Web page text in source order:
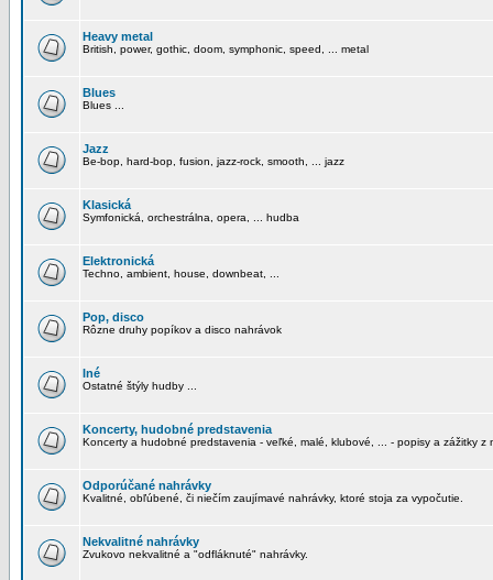
Heavy metal
British, power, gothic, doom, symphonic, speed, ... metal
Blues
Blues ...
Jazz
Be-bop, hard-bop, fusion, jazz-rock, smooth, ... jazz
Klasická
Symfonická, orchestrálna, opera, ... hudba
Elektronická
Techno, ambient, house, downbeat, ...
Pop, disco
Rôzne druhy popíkov a disco nahrávok
Iné
Ostatné štýly hudby ...
Koncerty, hudobné predstavenia
Koncerty a hudobné predstavenia - veľké, malé, klubové, ... - popisy a zážitky z
Odporúčané nahrávky
Kvalitné, obľúbené, či niečím zaujímavé nahrávky, ktoré stoja za vypočutie.
Nekvalitné nahrávky
Zvukovo nekvalitné a "odfláknuté" nahrávky.